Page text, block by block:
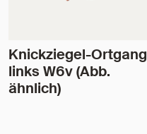
Knickziegel-Ortgang
links W6v (Abb.
ähnlich)